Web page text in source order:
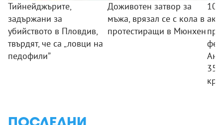
Тийнейджърите,
задържани за
убийството в Пловдив,
твърдят, че са „ловци на
педофили”
Доживотен затвор за
мъжа, врязал се с кола в
протестиращи в Мюнхен
10